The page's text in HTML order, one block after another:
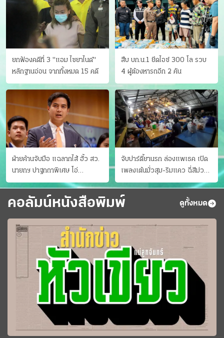
ธรรมเนียมการศึกษาตามประกาศนี้.
ยกฟ้องคดีที่ 3 "แอม ไซยาไนด์"
หลักฐานอ่อน จากทั้งหมด 15 คดี
สืบ บก.น.1 ยึดไอซ์ 300 โล รวบ
4 ผู้ต้องหารถอีก 2 คัน
ฝ่ายค้านจับมือ แฉลากไส้ ฮั้ว สว.
นายกฯ ปาฐกถาพิเศษ โอ่
"อาเซียนหนึ่งเดียว"
จับปาร์ตี้ยานรก ล่องแพเธค เปิด
เพลงเต้นมั่วสุม-ริมแคว ฉี่สีม่วง
35 ราย
คอลัมน์หนังสือพิมพ์ ดูทั้งหมด